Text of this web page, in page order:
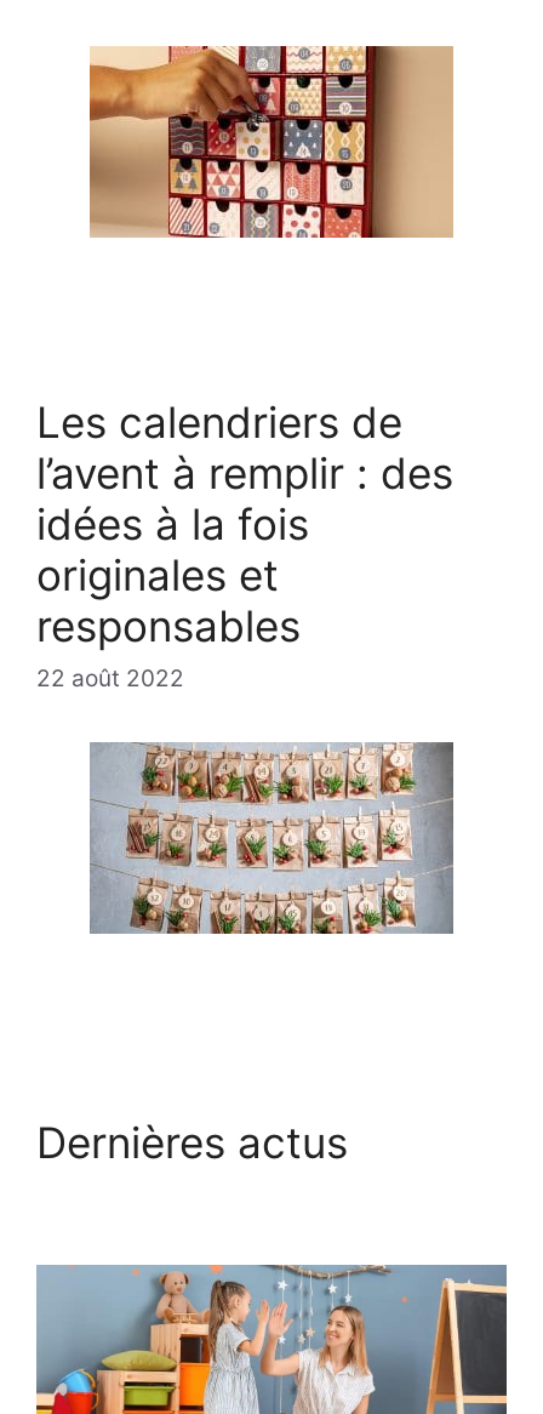
Les calendriers de
l’avent à remplir : des
idées à la fois
originales et
responsables
22 août 2022
Dernières actus